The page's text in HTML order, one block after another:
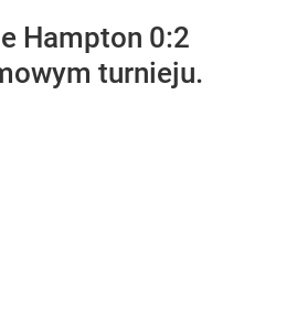
Hampton 0:2
turnieju.